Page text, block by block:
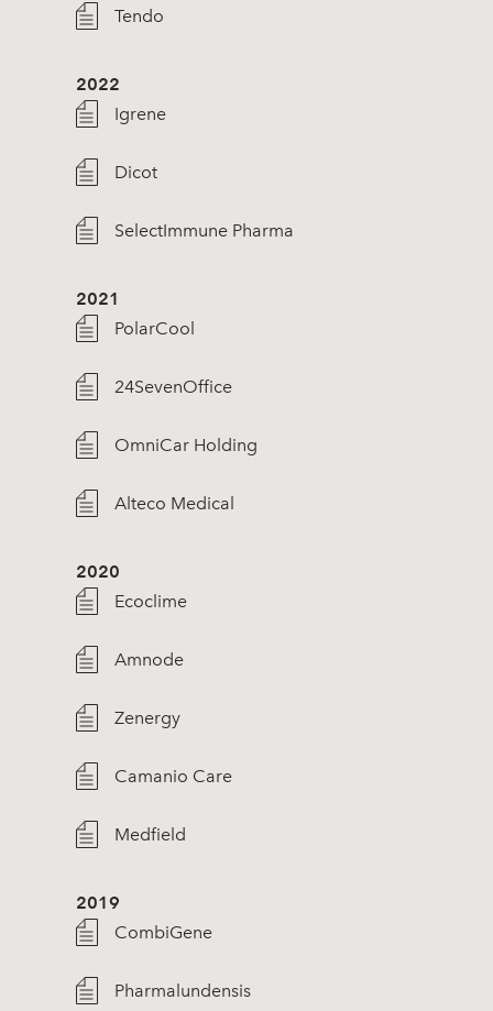
Tendo
2022
Igrene
Dicot
SelectImmune Pharma
2021
PolarCool
24SevenOffice
OmniCar Holding
Alteco Medical
2020
Ecoclime
Amnode
Zenergy
Camanio Care
Medfield
2019
CombiGene
Pharmalundensis